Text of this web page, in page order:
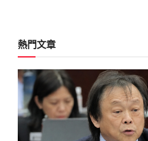
熱門文章